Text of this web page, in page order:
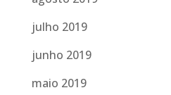
julho 2019
junho 2019
maio 2019